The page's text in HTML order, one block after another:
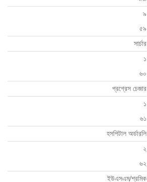
৯
৫৯
সার্চার
১
৬০
প্রগ্রেস চেজার
১
৬১
হসপিটাল অর্ডারলি
২
৬২
ইউএসএম/শ্রমিক